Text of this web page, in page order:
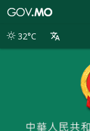
別
32°C